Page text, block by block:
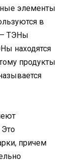
элементы
в
— ТЭНы
находятся
продукты
Это
причем